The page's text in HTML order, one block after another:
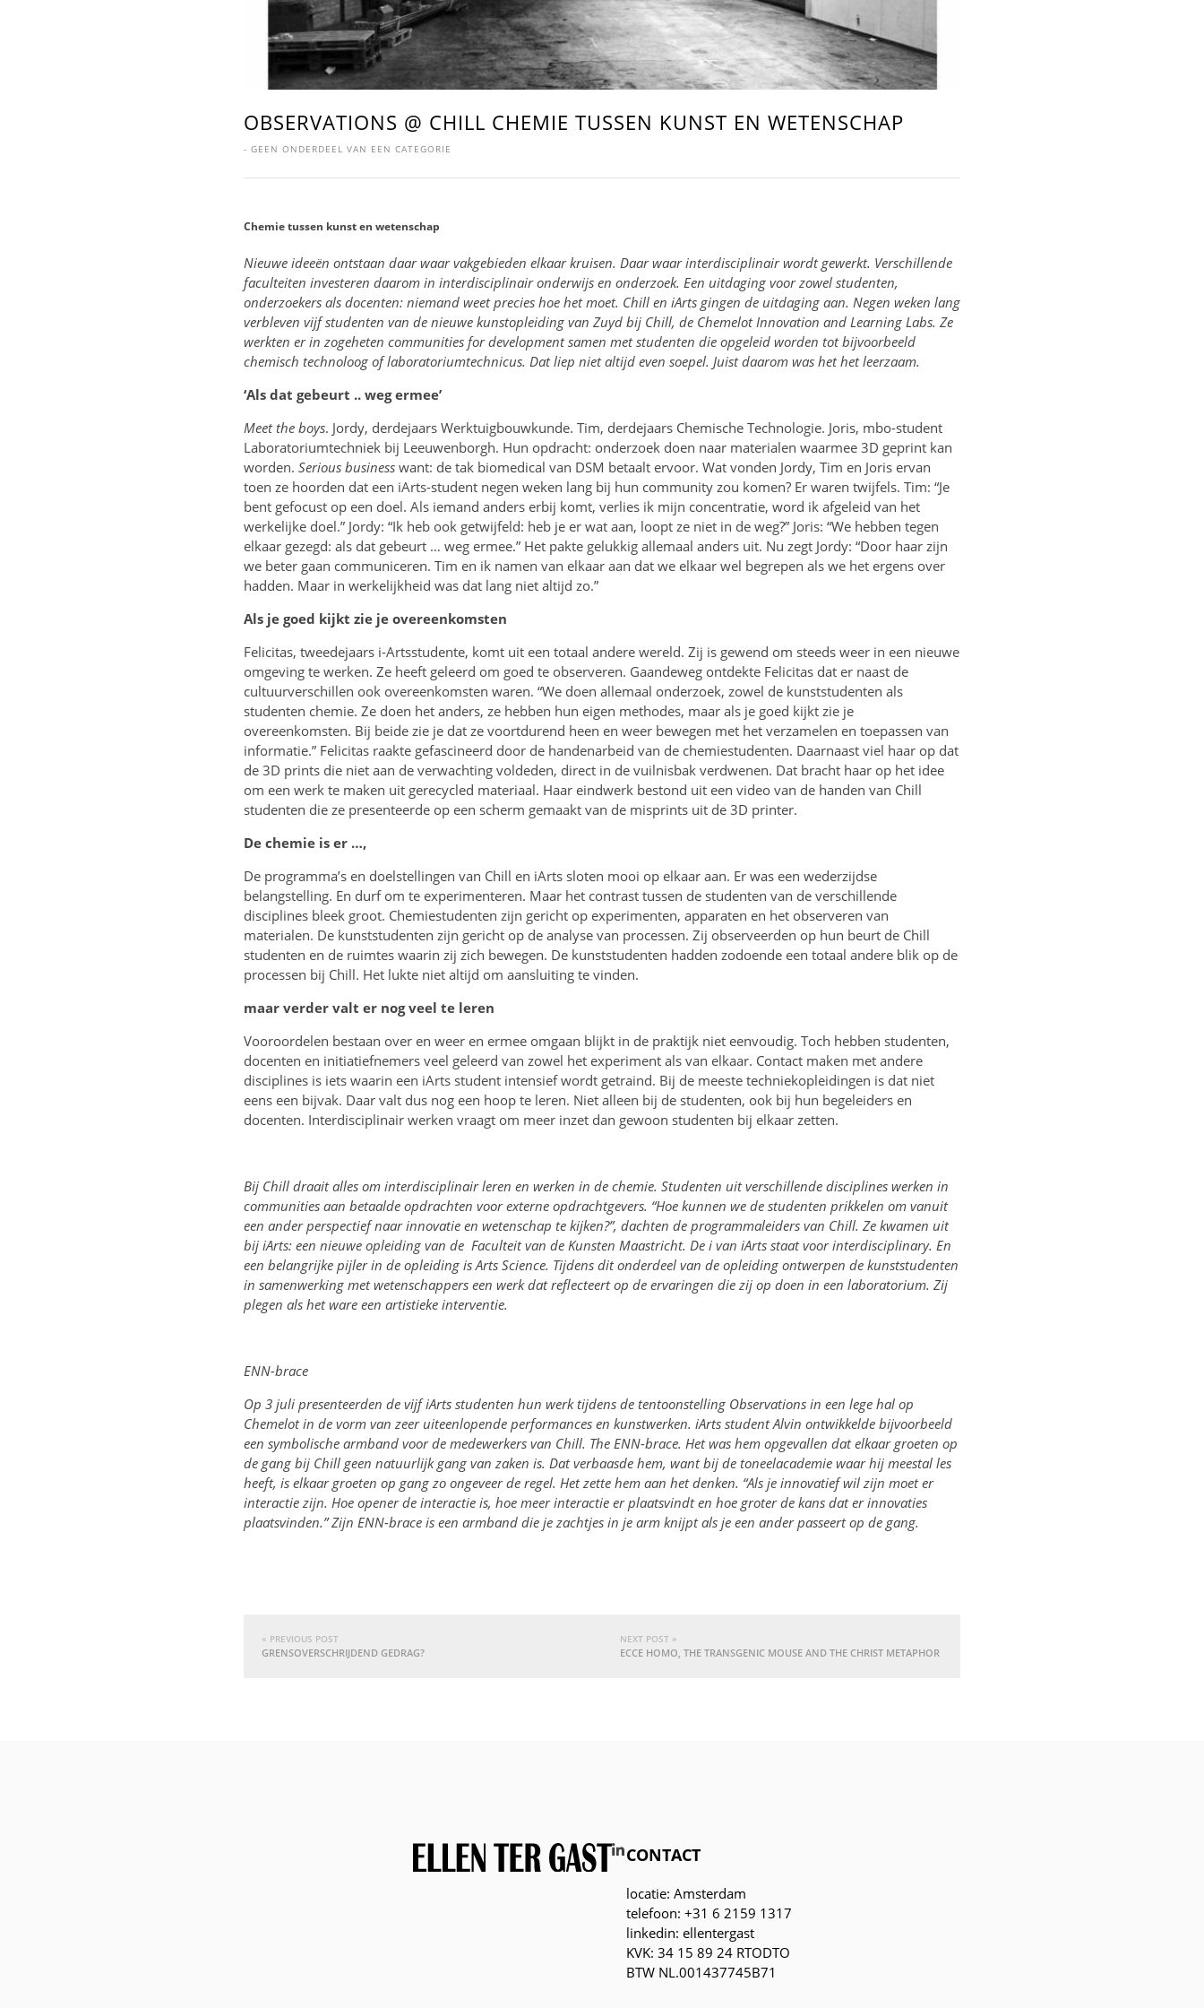
OBSERVATIONS @ CHILL CHEMIE TUSSEN KUNST EN WETENSCHAP
- GEEN ONDERDEEL VAN EEN CATEGORIE
Chemie tussen kunst en wetenschap
Nieuwe ideeën ontstaan daar waar vakgebieden elkaar kruisen. Daar waar interdisciplinair wordt gewerkt. Verschillende
faculteiten investeren daarom in interdisciplinair onderwijs en onderzoek. Een uitdaging voor zowel studenten,
onderzoekers als docenten: niemand weet precies hoe het moet. Chill en iArts gingen de uitdaging aan. Negen weken lang
verbleven vijf studenten van de nieuwe kunstopleiding van Zuyd bij Chill, de Chemelot Innovation and Learning Labs. Ze
werkten er in zogeheten communities for development samen met studenten die opgeleid worden tot bijvoorbeeld
chemisch technoloog of laboratoriumtechnicus. Dat liep niet altijd even soepel. Juist daarom was het het leerzaam.
‘Als dat gebeurt .. weg ermee’
Meet the boys. Jordy, derdejaars Werktuigbouwkunde. Tim, derdejaars Chemische Technologie. Joris, mbo-student
Laboratoriumtechniek bij Leeuwenborgh. Hun opdracht: onderzoek doen naar materialen waarmee 3D geprint kan
worden. Serious business want: de tak biomedical van DSM betaalt ervoor. Wat vonden Jordy, Tim en Joris ervan
toen ze hoorden dat een iArts-student negen weken lang bij hun community zou komen? Er waren twijfels. Tim: “Je
bent gefocust op een doel. Als iemand anders erbij komt, verlies ik mijn concentratie, word ik afgeleid van het
werkelijke doel.” Jordy: “Ik heb ook getwijfeld: heb je er wat aan, loopt ze niet in de weg?” Joris: “We hebben tegen
elkaar gezegd: als dat gebeurt … weg ermee.” Het pakte gelukkig allemaal anders uit. Nu zegt Jordy: “Door haar zijn
we beter gaan communiceren. Tim en ik namen van elkaar aan dat we elkaar wel begrepen als we het ergens over
hadden. Maar in werkelijkheid was dat lang niet altijd zo.”
Als je goed kijkt zie je overeenkomsten
Felicitas, tweedejaars i-Artsstudente, komt uit een totaal andere wereld. Zij is gewend om steeds weer in een nieuwe
omgeving te werken. Ze heeft geleerd om goed te observeren. Gaandeweg ontdekte Felicitas dat er naast de
cultuurverschillen ook overeenkomsten waren. “We doen allemaal onderzoek, zowel de kunststudenten als
studenten chemie. Ze doen het anders, ze hebben hun eigen methodes, maar als je goed kijkt zie je
overeenkomsten. Bij beide zie je dat ze voortdurend heen en weer bewegen met het verzamelen en toepassen van
informatie.” Felicitas raakte gefascineerd door de handenarbeid van de chemiestudenten. Daarnaast viel haar op dat
de 3D prints die niet aan de verwachting voldeden, direct in de vuilnisbak verdwenen. Dat bracht haar op het idee
om een werk te maken uit gerecycled materiaal. Haar eindwerk bestond uit een video van de handen van Chill
studenten die ze presenteerde op een scherm gemaakt van de misprints uit de 3D printer.
De chemie is er …,
De programma’s en doelstellingen van Chill en iArts sloten mooi op elkaar aan. Er was een wederzijdse
belangstelling. En durf om te experimenteren. Maar het contrast tussen de studenten van de verschillende
disciplines bleek groot. Chemiestudenten zijn gericht op experimenten, apparaten en het observeren van
materialen. De kunststudenten zijn gericht op de analyse van processen. Zij observeerden op hun beurt de Chill
studenten en de ruimtes waarin zij zich bewegen. De kunststudenten hadden zodoende een totaal andere blik op de
processen bij Chill. Het lukte niet altijd om aansluiting te vinden.
maar verder valt er nog veel te leren
Vooroordelen bestaan over en weer en ermee omgaan blijkt in de praktijk niet eenvoudig. Toch hebben studenten,
docenten en initiatiefnemers veel geleerd van zowel het experiment als van elkaar. Contact maken met andere
disciplines is iets waarin een iArts student intensief wordt getraind. Bij de meeste techniekopleidingen is dat niet
eens een bijvak. Daar valt dus nog een hoop te leren. Niet alleen bij de studenten, ook bij hun begeleiders en
docenten. Interdisciplinair werken vraagt om meer inzet dan gewoon studenten bij elkaar zetten.
Bij Chill draait alles om interdisciplinair leren en werken in de chemie. Studenten uit verschillende disciplines werken in
communities aan betaalde opdrachten voor externe opdrachtgevers. “Hoe kunnen we de studenten prikkelen om vanuit
een ander perspectief naar innovatie en wetenschap te kijken?”, dachten de programmaleiders van Chill. Ze kwamen uit
bij iArts: een nieuwe opleiding van de Faculteit van de Kunsten Maastricht. De i van iArts staat voor interdisciplinary. En
een belangrijke pijler in de opleiding is Arts Science. Tijdens dit onderdeel van de opleiding ontwerpen de kunststudenten
in samenwerking met wetenschappers een werk dat reflecteert op de ervaringen die zij op doen in een laboratorium. Zij
plegen als het ware een artistieke interventie.
ENN-brace
Op 3 juli presenteerden de vijf iArts studenten hun werk tijdens de tentoonstelling Observations in een lege hal op
Chemelot in de vorm van zeer uiteenlopende performances en kunstwerken. iArts student Alvin ontwikkelde bijvoorbeeld
een symbolische armband voor de medewerkers van Chill. The ENN-brace. Het was hem opgevallen dat elkaar groeten op
de gang bij Chill geen natuurlijk gang van zaken is. Dat verbaasde hem, want bij de toneelacademie waar hij meestal les
heeft, is elkaar groeten op gang zo ongeveer de regel. Het zette hem aan het denken. “Als je innovatief wil zijn moet er
interactie zijn. Hoe opener de interactie is, hoe meer interactie er plaatsvindt en hoe groter de kans dat er innovaties
plaatsvinden.”Zijn ENN-brace is een armband die je zachtjes in je arm knijpt als je een ander passeert op de gang.
« PREVIOUS POST
GRENSOVERSCHRIJDEND GEDRAG?
NEXT POST »
ECCE HOMO, THE TRANSGENIC MOUSE AND THE CHRIST METAPHOR
CONTACT
locatie: Amsterdam
telefoon: +31 6 2159 1317
linkedin: ellentergast
KVK: 34 15 89 24 RTODTO
BTW NL.001437745B71